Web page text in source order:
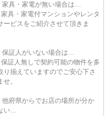
具・家電が無い場合は…
具・家電付マンションやレンタ
ービスをご紹介させて頂きま
証人がいない場合は…
証人無しで契約可能の物件を多
り揃えていますのでご安心下さ
せ。
府県からでお店の場所が分か
い…